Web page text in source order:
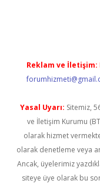
Reklam ve İletişim:
Yasal Uyarı: Sitemiz,
ve İletişim Kurumu
olarak hizmet
olarak denetleme veya
Ancak, üyelerimiz
siteye üye olarak bu